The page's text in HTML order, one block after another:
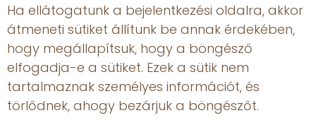
Ha ellátogatunk a bejelentkezési oldalra, akkor
átmeneti sütiket állítunk be annak érdekében,
hogy megállapítsuk, hogy a böngésző
elfogadja-e a sütiket. Ezek a sütik nem
tartalmaznak személyes információt, és
törlődnek, ahogy bezárjuk a böngészőt.